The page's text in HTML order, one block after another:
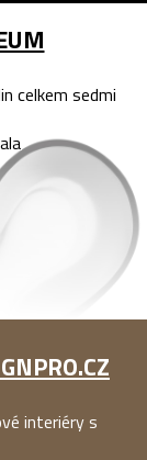
celkem sedmi
interiéry s